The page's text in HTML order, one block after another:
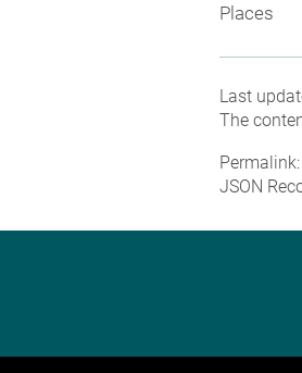
Places
Last
The
Permalink:
JSON